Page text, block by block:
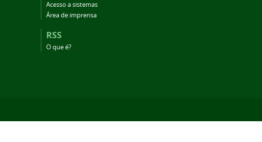
Acesso a sistemas
Área de imprensa
RSS
O que é?